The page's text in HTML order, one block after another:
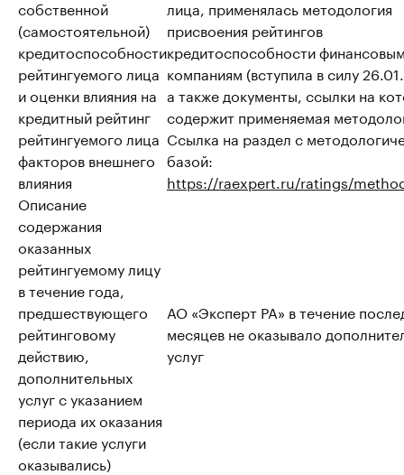
собственной
(самостоятельной)
кредитоспособности
рейтингуемого лица
и оценки влияния на
кредитный рейтинг
рейтингуемого лица
факторов внешнего
влияния
лица, применялась методология
присвоения рейтингов
кредитоспособности
компаниям (вступила в силу
а также документы, ссылки на
содержит применяемая
Ссылка на раздел с
базой:
https://raexpert.ru/ratings/
Описание
содержания
оказанных
рейтингуемому лицу
в течение года,
предшествующего
рейтинговому
действию,
дополнительных
услуг с указанием
периода их оказания
(если такие услуги
оказывались)
АО «Эксперт РА» в течение
месяцев не оказывало
услуг